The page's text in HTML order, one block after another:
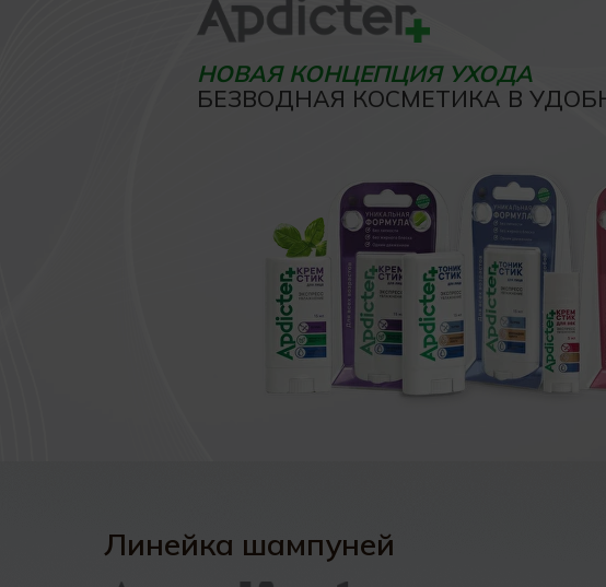
НОВАЯ КОНЦЕПЦИЯ УХОДА
БЕЗВОДНАЯ КОСМЕТИКА В
Линейка шампуней